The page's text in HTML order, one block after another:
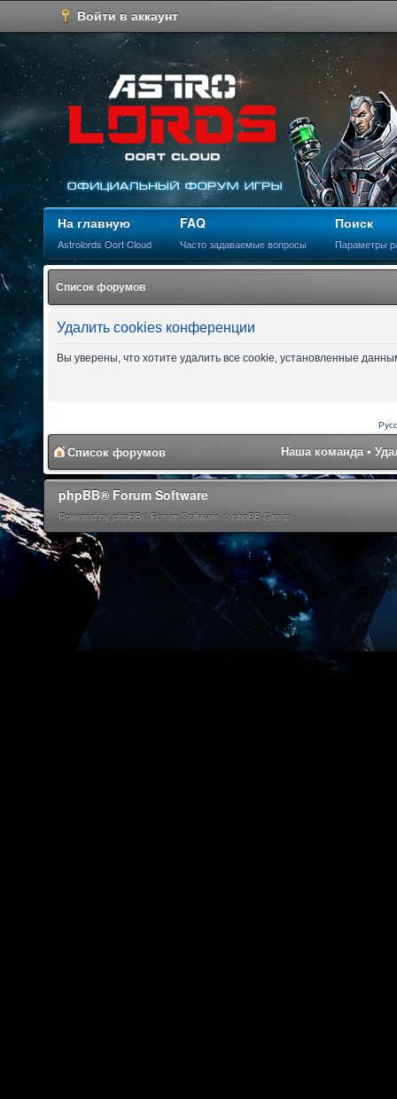
Войти в аккаунт
На главную
Astrolords Oort Cloud
FAQ
Часто задаваемые вопросы
Поиск
Параметры
Список форумов
Удалить cookies конференции
Вы уверены, что хотите удалить все cookie, установленные
Список форумов Наша команда•
phpBB® Forum Software
Powered by phpBB® Forum Software © phpBB Group